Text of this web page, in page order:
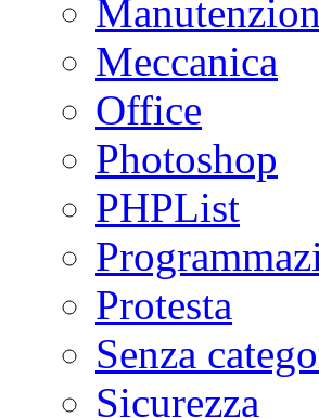
Meccanica
Office
Photoshop
PHPList
Protesta
Senza
Sicurezza